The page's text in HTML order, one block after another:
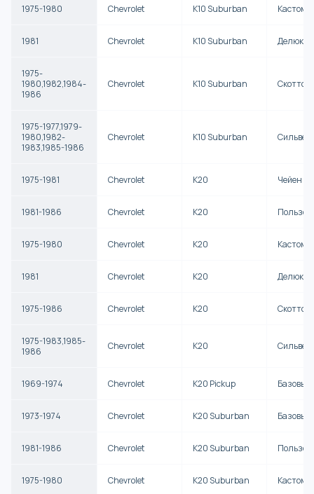
1975-1980 Chevrolet K10 Suburban Кастом
1981 Chevrolet K10 Suburban Делюкс
1975-
1980,1982,1984-
1986
Chevrolet K10 Suburban
1975-1977,1979-
1980,1982-
1983,1985-1986
Chevrolet K10 Suburban
1975-1981 Chevrolet K20 Чейен
1981-1986 Chevrolet K20
1975-1980 Chevrolet K20 Кастом
1981 Chevrolet K20 Делюкс
1975-1986 Chevrolet K20
1975-1983,1985-
1986
Chevrolet K20
1969-1974 Chevrolet K20 Pickup Базовый
1973-1974 Chevrolet K20 Suburban Базовый
1981-1986 Chevrolet K20 Suburban
1975-1980 Chevrolet K20 Suburban Кастом